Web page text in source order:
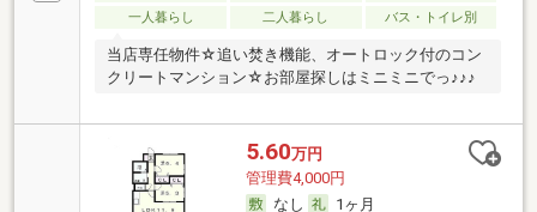
一人暮らし
二人暮らし バス・トイレ別
当店専任物件☆追い焚き機能、オートロック付のコン
クリートマンション☆お部屋探しはミニミニでっ♪♪♪
5.60万円
管理費4,000円
なし
1ヶ月